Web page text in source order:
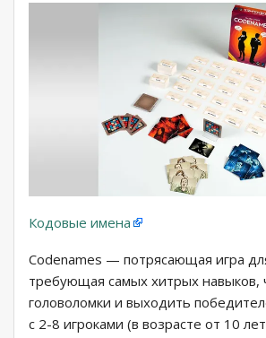
Кодовые имена
Codenames — потрясающая игра
требующая самых хитрых навыков,
головоломки и выходить
с 2-8 игроками (в возрасте от 10